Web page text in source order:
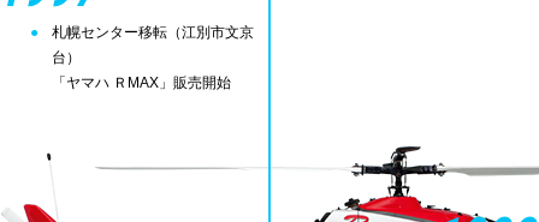
札幌センター移転（江別市文京
台）
「ヤマハ ＲMAX」販売開始